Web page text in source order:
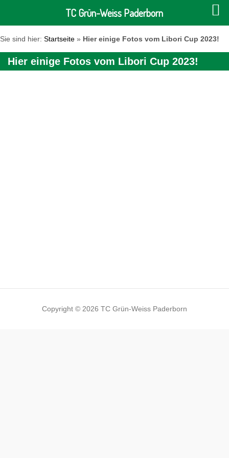
Sie sind hier: Startseite » Hier einige Fotos vom Libori Cup 2023!
Hier einige Fotos vom Libori Cup 2023!
Copyright © 2026 TC Grün-Weiss Paderborn
TC Grün-Weiss Paderborn